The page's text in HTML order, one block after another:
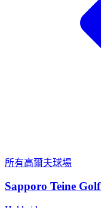
所有高爾夫球場
Sapporo Teine